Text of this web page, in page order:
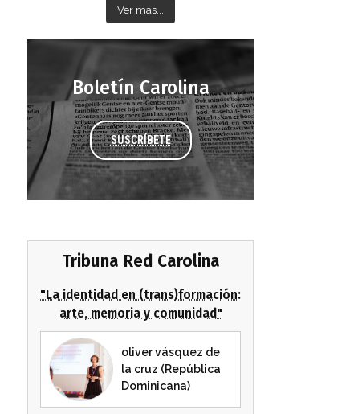
Ver más...
Boletín Carolina
SUSCRÍBETE
Tribuna Red Carolina
"La identidad en (trans)formación:
arte, memoria y comunidad"
oliver vásquez de
la cruz (República
Dominicana)